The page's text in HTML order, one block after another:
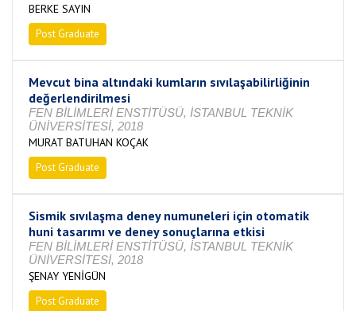
BERKE SAYIN
Post Graduate
Mevcut bina altındaki kumların sıvılaşabilirliğinin
değerlendirilmesi
FEN BİLİMLERİ ENSTİTÜSÜ, İSTANBUL TEKNİK
ÜNİVERSİTESİ, 2018
MURAT BATUHAN KOÇAK
Post Graduate
Sismik sıvılaşma deney numuneleri için otomatik
huni tasarımı ve deney sonuçlarına etkisi
FEN BİLİMLERİ ENSTİTÜSÜ, İSTANBUL TEKNİK
ÜNİVERSİTESİ, 2018
ŞENAY YENİGÜN
Post Graduate